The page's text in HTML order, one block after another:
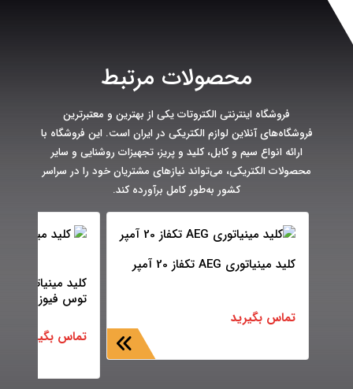
محصولات مرتبط
فروشگاه اینترنتی الکتروتات یکی از بهترین و معتبرترین
فروشگاه‌های آنلاین لوازم الکتریکی در ایران است. این فروشگاه با
ارائه انواع سیم و کابل، کلید و پریز، تجهیزات روشنایی و سایر
محصولات الکتریکی، می‌تواند نیازهای مشتریان خود را در سراسر
کشور به‌طور کامل برآورده کند.
کلید مینیاتوری AEG تکفاز 20 آمپر
تماس بگیرید
توس فیوز )
تماس بگیرید